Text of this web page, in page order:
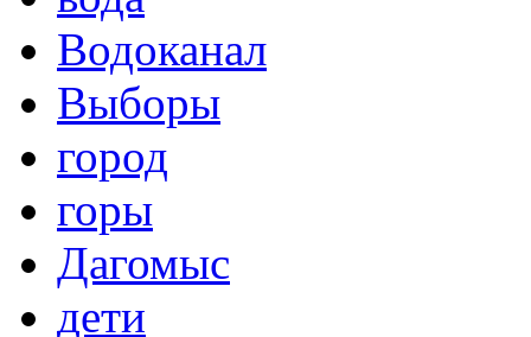
Водоканал
Выборы
город
горы
Дагомыс
дети